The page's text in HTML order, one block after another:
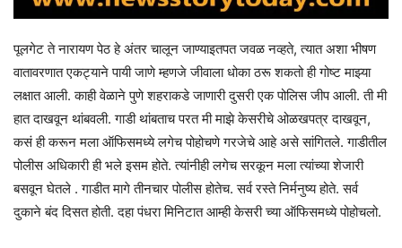
पूलगेट ते नारायण पेठ हे अंतर चालून जाण्याइतपत जवळ नव्हते, त्यात अशा भीषण
वातावरणात एकट्याने पायी जाणे म्हणजे जीवाला धोका ठरू शकतो ही गोष्ट माझ्या
लक्षात आली. काही वेळाने पुणे शहराकडे जाणारी दुसरी एक पोलिस जीप आली. ती मी
हात दाखवून थांबवली. गाडी थांबताच परत मी माझे केसरीचे ओळखपत्र दाखवून,
कसं ही करून मला ऑफिसमध्ये लगेच पोहोचणे गरजेचे आहे असे सांगितले. गाडीतील
पोलीस अधिकारी ही भले इसम होते. त्यांनीही लगेच सरकून मला त्यांच्या शेजारी
बसवून घेतले . गाडीत मागे तीनचार पोलीस होतेच. सर्व रस्ते निर्मनुष्य होते. सर्व
दुकाने बंद दिसत होती. दहा पंधरा मिनिटात आम्ही केसरी च्या ऑफिसमध्ये पोहोचलो.